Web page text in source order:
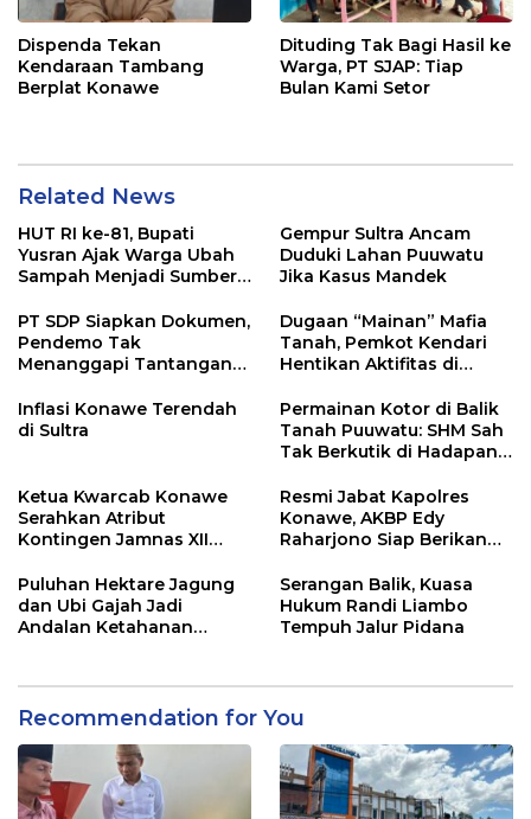
Dispenda Tekan
Kendaraan Tambang
Berplat Konawe
Dituding Tak Bagi Hasil ke
Warga, PT SJAP: Tiap
Bulan Kami Setor
Related News
HUT RI ke-81, Bupati
Yusran Ajak Warga Ubah
Sampah Menjadi Sumber
Gempur Sultra Ancam
Duduki Lahan Puuwatu
Jika Kasus Mandek
PT SDP Siapkan Dokumen,
Pendemo Tak
Menanggapi Tantangan
Dugaan “Mainan” Mafia
Tanah, Pemkot Kendari
Hentikan Aktifitas di
Inflasi Konawe Terendah
di Sultra
Permainan Kotor di Balik
Tanah Puuwatu: SHM Sah
Tak Berkutik di Hadapan
Ketua Kwarcab Konawe
Serahkan Atribut
Kontingen Jamnas XII
Resmi Jabat Kapolres
Konawe, AKBP Edy
Raharjono Siap Berikan
Puluhan Hektare Jagung
dan Ubi Gajah Jadi
Andalan Ketahanan
Serangan Balik, Kuasa
Hukum Randi Liambo
Tempuh Jalur Pidana
Recommendation for You